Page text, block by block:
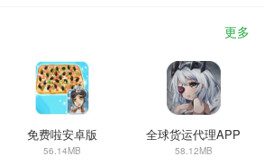
更多
免费啦安卓版
56.14MB
全球货运代理APP
58.12MB